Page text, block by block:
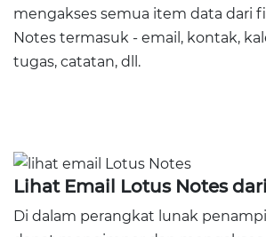
mengakses semua item data dari
Notes termasuk - email, kontak,
tugas, catatan, dll.
Lihat Email Lotus Notes
Di dalam perangkat lunak